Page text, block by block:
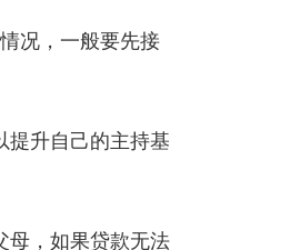
况，一般要先接
提升自己的主持基
母，如果贷款无法